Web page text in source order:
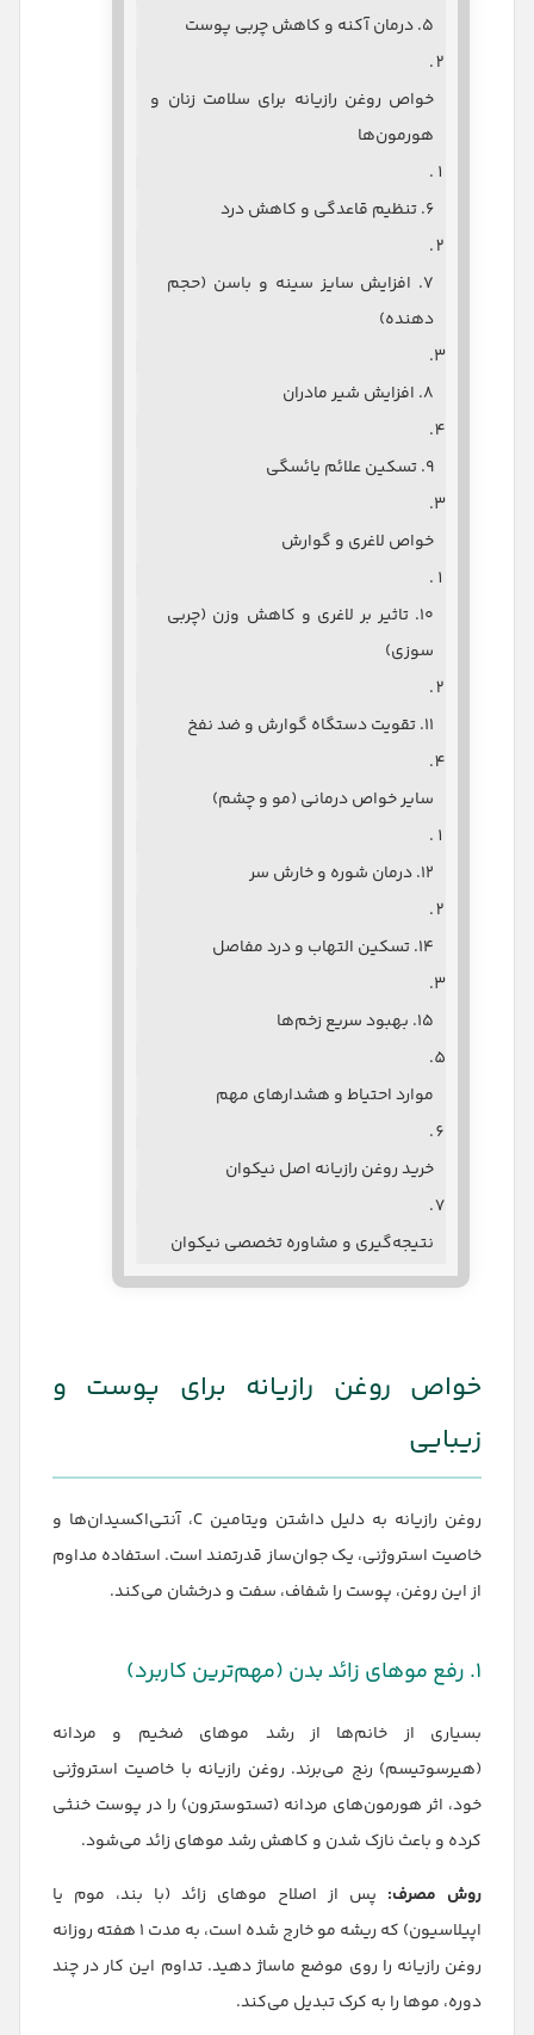
۵. درمان آکنه و کاهش چربی پوست
خواص روغن رازیانه برای سلامت زنان و
هورمون‌ها
۶. تنظیم قاعدگی و کاهش درد
۷. افزایش سایز سینه و باسن (حجم
دهنده)
۸. افزایش شیر مادران
۹. تسکین علائم یائسگی
خواص لاغری و گوارش
۱۰. تاثیر بر لاغری و کاهش وزن (چربی
سوزی)
۱۱. تقویت دستگاه گوارش و ضد نفخ
سایر خواص درمانی (مو و چشم)
۱۲. درمان شوره و خارش سر
۱۴. تسکین التهاب و درد مفاصل
۱۵. بهبود سریع زخم‌ها
موارد احتیاط و هشدارهای مهم
خرید روغن رازیانه اصل نیکوان
نتیجه‌گیری و مشاوره تخصصی نیکوان
خواص روغن رازیانه برای پوست و
زیبایی
روغن رازیانه به دلیل داشتن ویتامین C، آنتی‌اکسیدان‌ها و
خاصیت استروژنی، یک جوان‌ساز قدرتمند است. استفاده مداوم
از این روغن، پوست را شفاف، سفت و درخشان می‌کند.
۱. رفع موهای زائد بدن (مهم‌ترین کاربرد)
بسیاری از خانم‌ها از رشد موهای ضخیم و مردانه
(هیرسوتیسم) رنج می‌برند. روغن رازیانه با خاصیت استروژنی
خود، اثر هورمون‌های مردانه (تستوسترون) را در پوست خنثی
کرده و باعث نازک شدن و کاهش رشد موهای زائد می‌شود.
روش مصرف: پس از اصلاح موهای زائد (با بند، موم یا
اپیلاسیون) که ریشه مو خارج شده است، به مدت ۱ هفته روزانه
روغن رازیانه را روی موضع ماساژ دهید. تداوم این کار در چند
دوره، موها را به کرک تبدیل می‌کند.